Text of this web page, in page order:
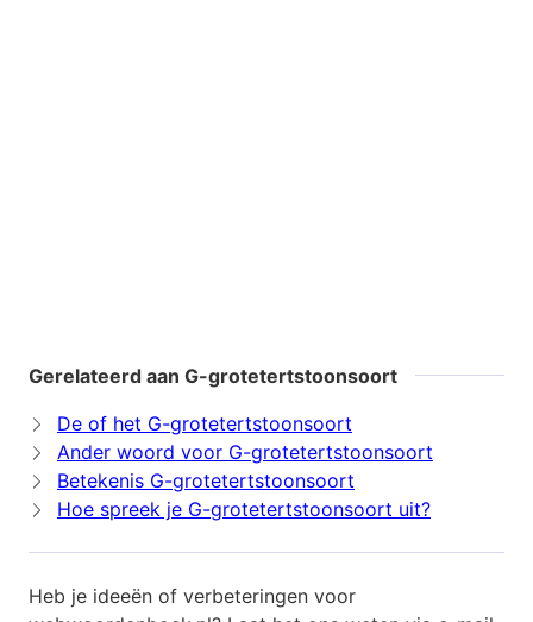
Gerelateerd aan G-grotetertstoonsoort
De of het G-grotetertstoonsoort
Ander woord voor G-grotetertstoonsoort
Betekenis G-grotetertstoonsoort
Hoe spreek je G-grotetertstoonsoort uit?
Heb je ideeën of verbeteringen voor